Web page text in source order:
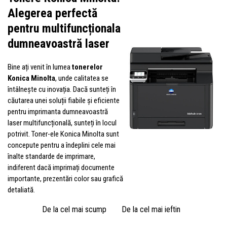
Alegerea perfectă
pentru multifuncționala
dumneavoastră laser
Bine ați venit în lumeatonerelor
Konica Minolta, unde calitatea se
întâlnește cu inovația. Dacă sunteți în
căutarea unei soluții fiabile și eficiente
pentru imprimanta dumneavoastră
laser multifuncțională, sunteți în locul
potrivit. Toner-ele Konica Minolta sunt
concepute pentru a îndeplini cele mai
înalte standarde de imprimare,
indiferent dacă imprimați documente
importante, prezentări color sau grafică
detaliată.
De la cel mai scump De la cel mai ieftin